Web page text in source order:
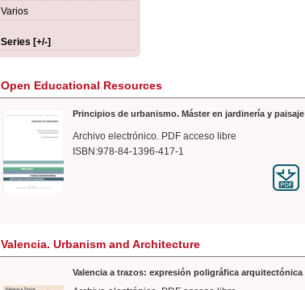
Varios
Series [+/-]
Open Educational Resources
Principios de urbanismo. Máster en jardinería y paisaje
Archivo electrónico. PDF acceso libre
ISBN:978-84-1396-417-1
Valencia. Urbanism and Architecture
Valencia a trazos: expresión poligráfica arquitectónica